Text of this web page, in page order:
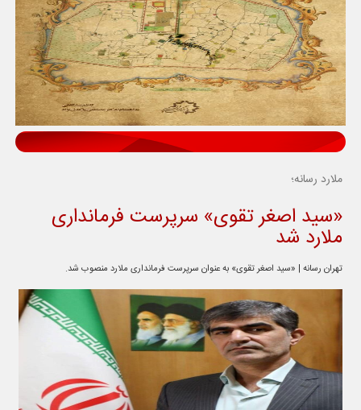
ملارد رسانه؛
«سید اصغر تقوی» سرپرست فرمانداری
ملارد شد
تهران رسانه | «سید اصغر تقوی» به عنوان سرپرست فرمانداری ملارد منصوب شد.